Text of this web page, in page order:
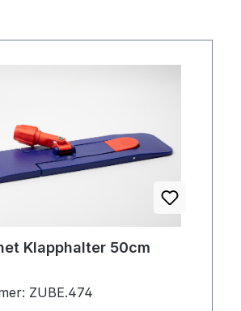
Klapphalter 50cm
ZUBE.474